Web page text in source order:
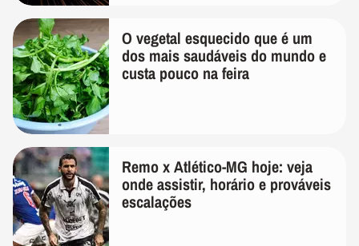
O vegetal esquecido que é um
dos mais saudáveis do mundo e
custa pouco na feira
Remo x Atlético-MG hoje: veja
onde assistir, horário e prováveis
escalações